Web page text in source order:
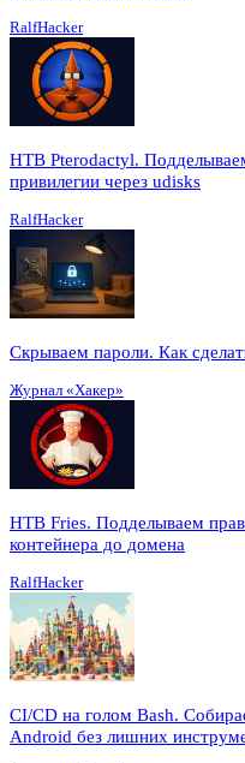
RalfHacker
HTB Pterodactyl.
привилегии через udisks
RalfHacker
Скрываем пароли. Как
Журнал «Хакер»
HTB Fries. Подделываем
контейнера до домена
RalfHacker
CI/CD на голом Bash.
Android без лишних